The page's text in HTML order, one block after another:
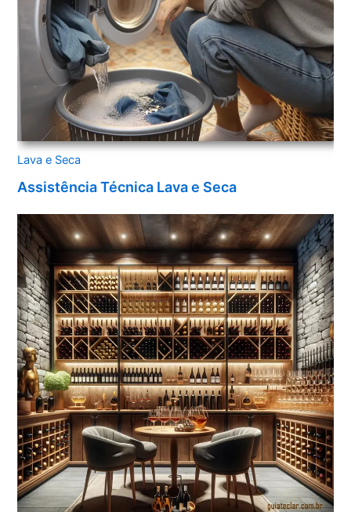
Lava e Seca
Assistência Técnica Lava e Seca